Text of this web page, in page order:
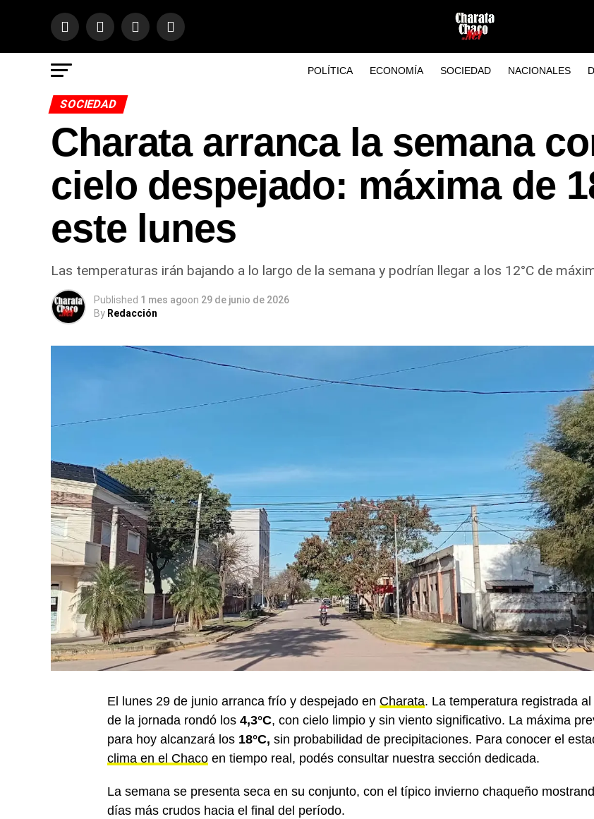
POLÍTICA ECONOMÍA SOCIEDAD NACIONALES
SOCIEDAD
Charata arranca la semana
cielo despejado: máxima de
este lunes
Las temperaturas irán bajando a lo largo de la semana y podrían llegar a los 12°C de
Published 1 mes agoon 29 de junio de 2026
By Redacción
El lunes 29 de junio arranca frío y despejado en Charata. La temperatura registrada
de la jornada rondó los 4,3°C, con cielo limpio y sin viento significativo. La máxima
para hoy alcanzará los 18°C, sin probabilidad de precipitaciones. Para conocer el
clima en el Chaco en tiempo real, podés consultar nuestra sección dedicada.
La semana se presenta seca en su conjunto, con el típico invierno chaqueño
días más crudos hacia el final del período.